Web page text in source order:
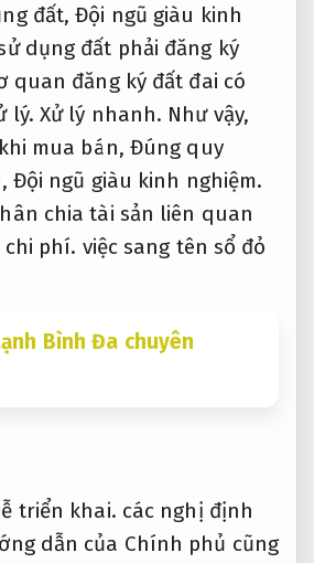
đất,Đội ngũ giàu kinh
dụng đất phải đăng ký
quan đăng ký đất đai có
lý. Xử lý nhanh. Như vậy,
khi mua bán, Đúng quy
Đội ngũ giàu kinh nghiệm.
chia tài sản liên quan
chi phí. việc sang tên sổ đỏ
Bình Đa chuyên
triển khai. các nghị định
dẫn của Chính phủ cũng